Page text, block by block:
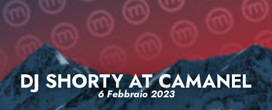
DJ SHORTY AT CAMANEL
6 Febbraio 2023